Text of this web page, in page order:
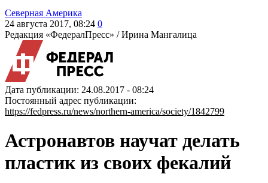
Северная Америка
24 августа 2017, 08:24 0
Редакция «ФедералПресс» /Ирина Мангалица
Дата публикации: 24.08.2017 - 08:24
Постоянный адрес публикации:
https://fedpress.ru/news/northern-america/society/1842799
Астронавтов научат делать
пластик из своих фекалий